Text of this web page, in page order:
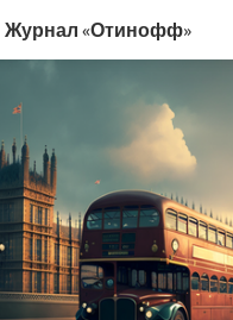
Журнал «Отинофф»